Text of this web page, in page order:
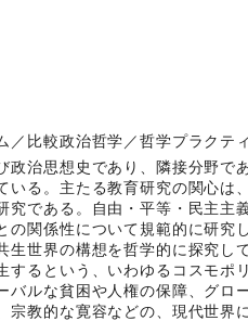
／比較政治哲学／哲学プラクテ
治思想史であり、隣接分野で
る。主たる教育研究の関心は
究である。自由・平等・民主主
関係性について規範的に研究
世界の構想を哲学的に探究し
るという、いわゆるコスモポ
ルな貧困や人権の保障、グロ
教的な寛容などの、現代世界